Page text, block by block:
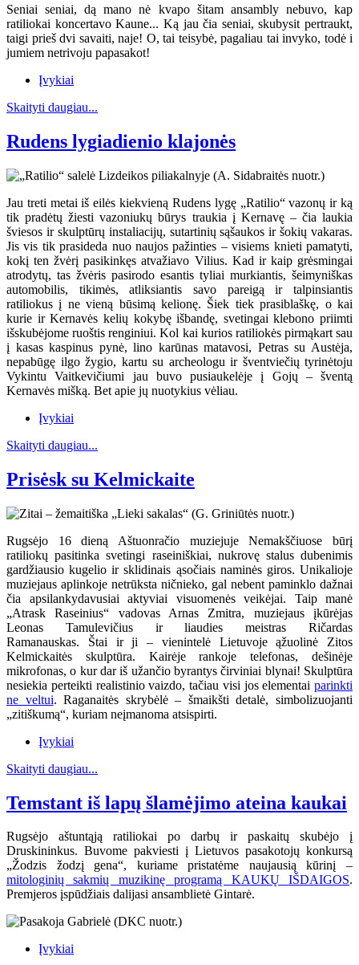
Seniai seniai, dą mano nė kvapo šitam ansambly nebuvo, kap
ratiliokai koncertavo Kaune... Ką jau čia seniai, skubysit pertraukt,
taigi prieš dvi savaiti, naje! O, tai teisybė, pagaliau tai invyko, todė i
jumiem netrivoju papasakot!
Įvykiai
Skaityti daugiau...
Rudens lygiadienio klajonės
Jau treti metai iš eilės kiekvieną Rudens lygę „Ratilio“ vazonų ir ką
tik pradėtų žiesti vazoniukų būrys traukia į Kernavę – čia laukia
šviesos ir skulptūrų instaliacijų, sutartinių sąšaukos ir šokių vakaras.
Jis vis tik prasideda nuo naujos pažinties – visiems knieti pamatyti,
kokį ten žvėrį pasikinkęs atvažiavo Vilius. Kad ir kaip grėsmingai
atrodytų, tas žvėris pasirodo esantis tyliai murkiantis, šeimyniškas
automobilis, tikimės, atliksiantis savo pareigą ir talpinsiantis
ratiliokus į ne vieną būsimą kelionę. Šiek tiek prasiblaškę, o kai
kurie ir Kernavės kelių kokybę išbandę, svetingai klebono priimti
išskubėjome ruoštis renginiui. Kol kai kurios ratiliokės pirmąkart sau
į kasas kaspinus pynė, lino karūnas matavosi, Petras su Austėja,
nepabūgę ilgo žygio, kartu su archeologu ir šventviečių tyrinėtoju
Vykintu Vaitkevičiumi jau buvo pusiaukelėje į Gojų – šventą
Kernavės mišką. Bet apie jų nuotykius vėliau.
Įvykiai
Skaityti daugiau...
Prisėsk su Kelmickaite
Rugsėjo 16 dieną Aštuonračio muziejuje Nemakščiuose būrį
ratiliokų pasitinka svetingi raseiniškiai, nukrovę stalus dubenimis
gardžiausio kugelio ir sklidinais ąsočiais naminės giros. Unikalioje
muziejaus aplinkoje netrūksta ničnieko, gal nebent paminklo dažnai
čia apsilankydavusiai aktyviai visuomenės veikėjai. Taip manė
„Atrask Raseinius“ vadovas Arnas Zmitra, muziejaus įkūrėjas
Leonas Tamulevičius ir liaudies meistras Ričardas
Ramanauskas. Štai ir ji – vienintelė Lietuvoje ąžuolinė Zitos
Kelmickaitės skulptūra. Kairėje rankoje telefonas, dešinėje
mikrofonas, o kur dar iš užančio byrantys čirviniai blynai! Skulptūra
nesiekia perteikti realistinio vaizdo, tačiau visi jos elementai parinkti
ne veltui. Raganaitės skrybėlė – šmaikšti detalė, simbolizuojanti
„zitiškumą“, kuriam neįmanoma atsispirti.
Įvykiai
Skaityti daugiau...
Temstant iš lapų šlamėjimo ateina kaukai
Rugsėjo aštuntąją ratiliokai po darbų ir paskaitų skubėjo į
Druskininkus. Buvome pakviesti į Lietuvos pasakotojų konkursą
„Žodzis žodzį gena“, kuriame pristatėme naujausią kūrinį –
mitologinių sakmių muzikinę programą KAUKŲ IŠDAIGOS.
Premjeros įspūdžiais dalijasi ansamblietė Gintarė.
Įvykiai